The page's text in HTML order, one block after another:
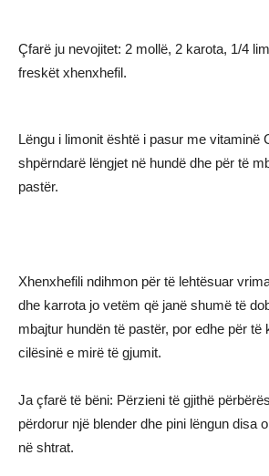
Çfarë ju nevojitet: 2 mollë, 2 karota, 1/4
freskët xhenxhefil.
Lëngu i limonit është i pasur me vitaminë
shpërndarë lëngjet në hundë dhe për të
pastër.
Xhenxhefili ndihmon për të lehtësuar
dhe karrota jo vetëm që janë shumë të
mbajtur hundën të pastër, por edhe për të
cilësinë e mirë të gjumit.
Ja çfarë të bëni: Përzieni të gjithë
përdorur një blender dhe pini lëngun disa
në shtrat.